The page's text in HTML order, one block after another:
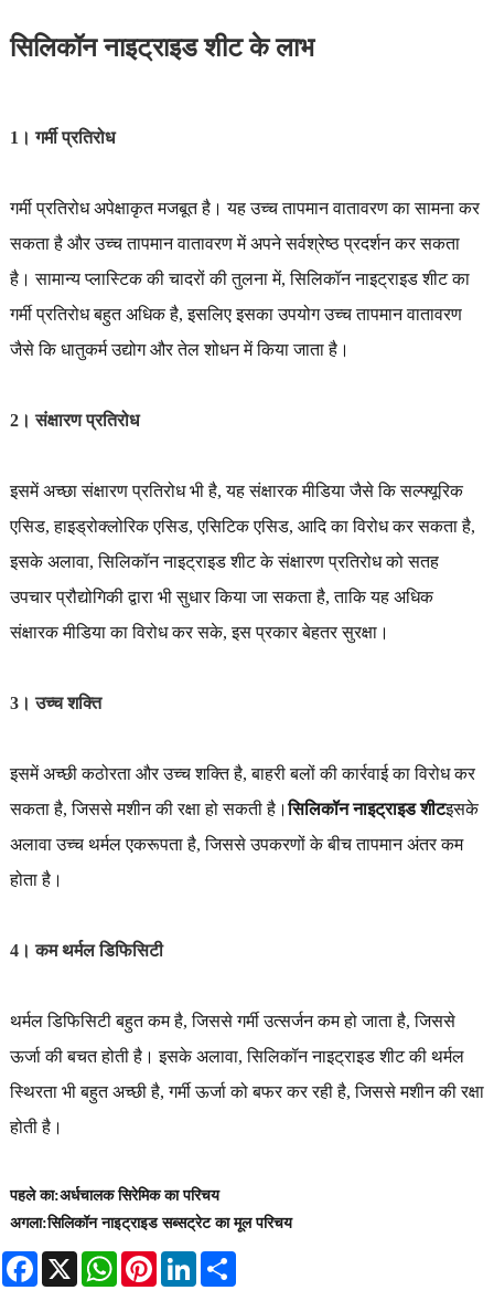
सिलिकॉन नाइट्राइड शीट के लाभ
1। गर्मी प्रतिरोध
गर्मी प्रतिरोध अपेक्षाकृत मजबूत है। यह उच्च तापमान वातावरण का सामना कर
सकता है और उच्च तापमान वातावरण में अपने सर्वश्रेष्ठ प्रदर्शन कर सकता
है। सामान्य प्लास्टिक की चादरों की तुलना में, सिलिकॉन नाइट्राइड शीट का
गर्मी प्रतिरोध बहुत अधिक है, इसलिए इसका उपयोग उच्च तापमान वातावरण
जैसे कि धातुकर्म उद्योग और तेल शोधन में किया जाता है।
2। संक्षारण प्रतिरोध
इसमें अच्छा संक्षारण प्रतिरोध भी है, यह संक्षारक मीडिया जैसे कि सल्फ्यूरिक
एसिड, हाइड्रोक्लोरिक एसिड, एसिटिक एसिड, आदि का विरोध कर सकता है,
इसके अलावा, सिलिकॉन नाइट्राइड शीट के संक्षारण प्रतिरोध को सतह
उपचार प्रौद्योगिकी द्वारा भी सुधार किया जा सकता है, ताकि यह अधिक
संक्षारक मीडिया का विरोध कर सके, इस प्रकार बेहतर सुरक्षा।
3। उच्च शक्ति
इसमें अच्छी कठोरता और उच्च शक्ति है, बाहरी बलों की कार्रवाई का विरोध कर
सकता है, जिससे मशीन की रक्षा हो सकती है।सिलिकॉन नाइट्राइड शीटइसके
अलावा उच्च थर्मल एकरूपता है, जिससे उपकरणों के बीच तापमान अंतर कम
होता है।
4। कम थर्मल डिफिसिटी
थर्मल डिफिसिटी बहुत कम है, जिससे गर्मी उत्सर्जन कम हो जाता है, जिससे
ऊर्जा की बचत होती है। इसके अलावा, सिलिकॉन नाइट्राइड शीट की थर्मल
स्थिरता भी बहुत अच्छी है, गर्मी ऊर्जा को बफर कर रही है, जिससे मशीन की रक्षा
होती है।
पहले का:अर्धचालक सिरेमिक का परिचय
अगला:सिलिकॉन नाइट्राइड सब्सट्रेट का मूल परिचय
Facebook
X WhatsAppPinterestLinkedIn